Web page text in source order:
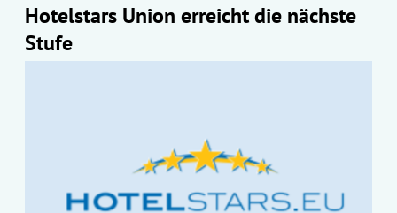
Hotelstars Union erreicht die nächste
Stufe